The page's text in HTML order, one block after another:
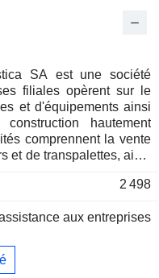
SA est une société
filiales opèrent sur le
et d'équipements ainsi
hautement
comprennent la vente
et de transpalettes, ainsi
équipements. Elles se
niveleuses, ainsi qu'à la
De plus, Mills est
et la distribution de
2 498
aux entreprises